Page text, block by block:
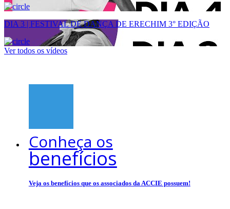
DIA 3 | FESTIVAL DE DANÇA DE ERECHIM 3° EDIÇÃO
Ver todos os vídeos
Conheça os
benefícios
Veja os benefícios que os associados da ACCIE possuem!